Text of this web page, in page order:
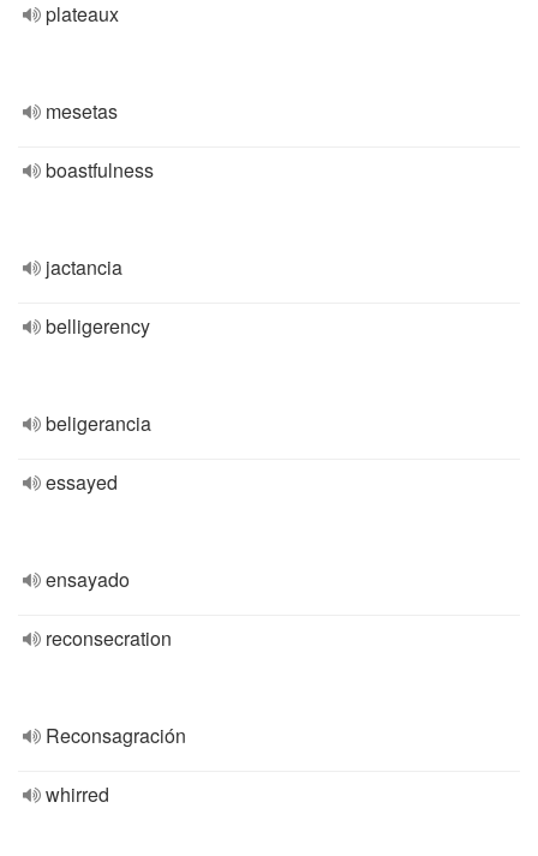
plateaux
mesetas
boastfulness
jactancia
belligerency
beligerancia
essayed
ensayado
reconsecration
Reconsagración
whirred